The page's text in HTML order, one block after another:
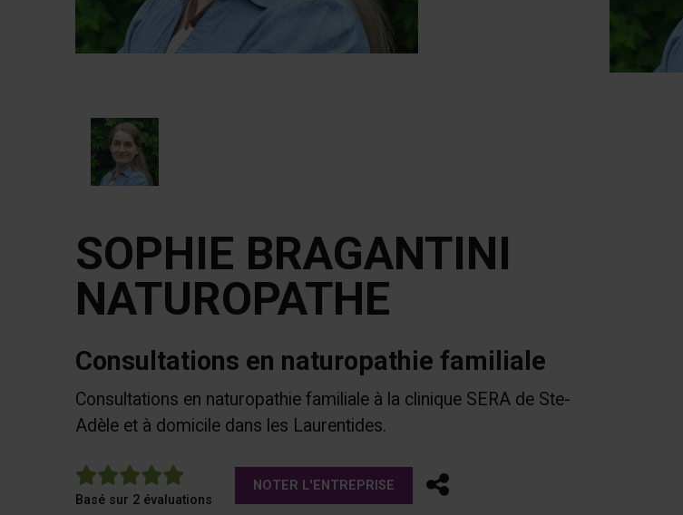
SOPHIE BRAGANTINI
NATUROPATHE
Consultations en naturopathie familiale
Consultations en naturopathie familiale à la clinique SERA de Ste-
Adèle et à domicile dans les Laurentides.
5
Basé sur 2 évaluations
NOTER L'ENTREPRISE Partager